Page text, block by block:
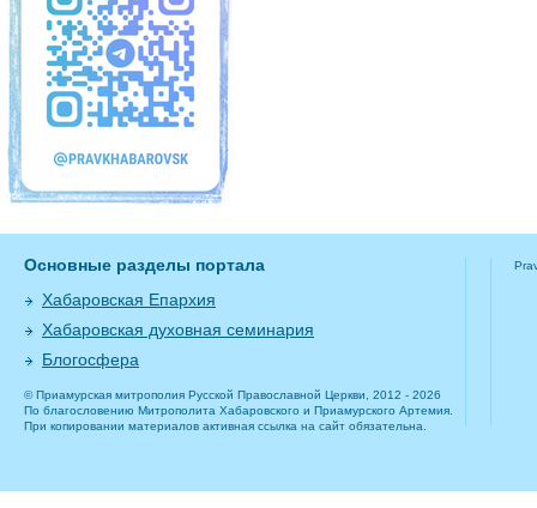
Основные разделы портала
Хабаровская Епархия
Хабаровская духовная семинария
Блогосфера
© Приамурская митрополия Русской Православной Церкви, 2012 - 2026
По благословению Митрополита Хабаровского и Приамурского Артемия.
При копировании материалов активная ссылка на сайт обязательна.